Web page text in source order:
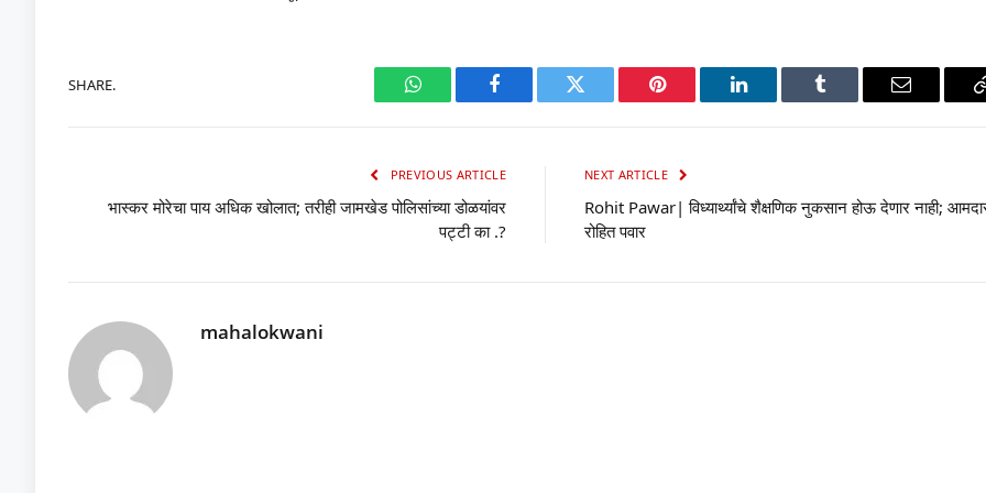
SHARE.
WhatsAppFacebook Twitter Pinterest LinkedIn Tumblr Email
PREVIOUS ARTICLE
भास्कर मोरेचा पाय अधिक खोलात; तरीही जामखेड पोलिसांच्या डोळयांवर
पट्टी का .?
NEXT ARTICLE
Rohit Pawar| विध्यार्थ्यांचे शैक्षणिक नुकसान होऊ देणार नाही;
रोहित पवार
mahalokwani